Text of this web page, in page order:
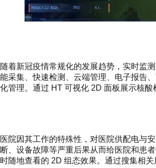
随着新冠疫情常规化的发展趋势，实时监
能采集、快速检测、云端管理、电子报告
化管理。通过 HT 可视化 2D 面板展示核
医院因其工作的特殊性，对医院供配电与
断、设备故障等严重后果从而给医院和患
时随地查看的 2D 组态效果。通过搜集相